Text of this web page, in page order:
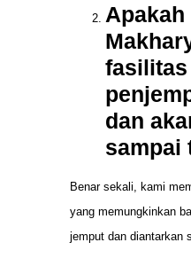
Apakah
fasilitas
dan
sampai
Benar sekali, kami
yang memungkinkan
jemput dan diantarkan